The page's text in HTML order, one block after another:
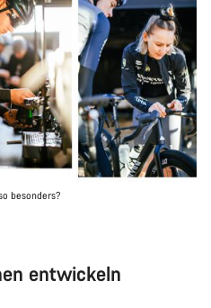
besonders?
entwickeln